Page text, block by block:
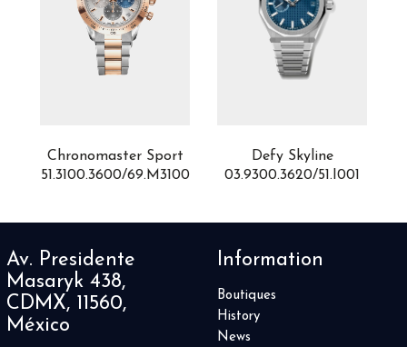
Chronomaster Sport
51.3100.3600/69.M3100
Defy Skyline
03.9300.3620/51.I001
Av. Presidente
Masaryk 438,
CDMX, 11560,
México
Information
Boutiques
History
News